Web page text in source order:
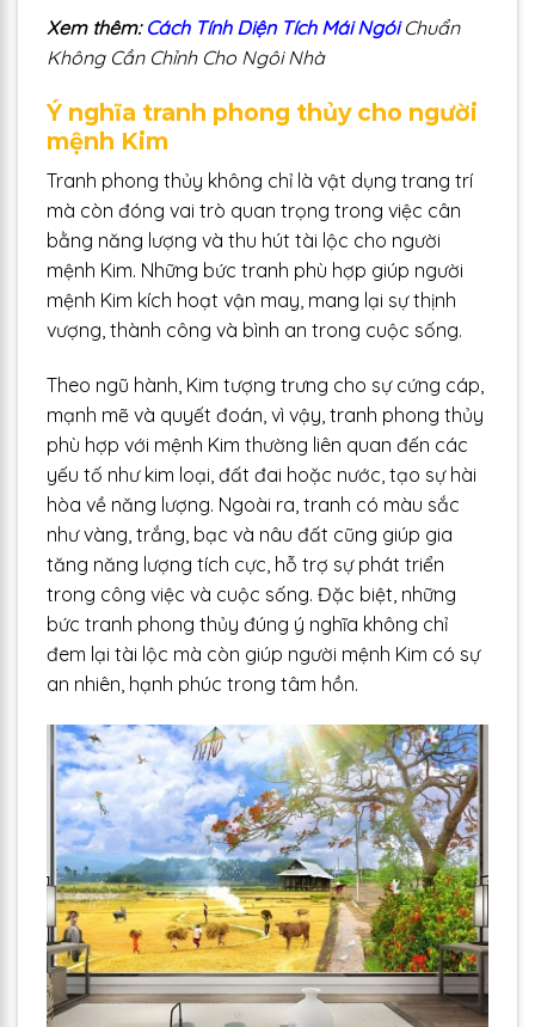
Xem thêm: Cách Tính Diện Tích Mái Ngói Chuẩn
Không Cần Chỉnh Cho Ngôi Nhà
Ý nghĩa tranh phong thủy cho người
mệnh Kim
Tranh phong thủy không chỉ là vật dụng trang trí
mà còn đóng vai trò quan trọng trong việc cân
bằng năng lượng và thu hút tài lộc cho người
mệnh Kim. Những bức tranh phù hợp giúp người
mệnh Kim kích hoạt vận may, mang lại sự thịnh
vượng, thành công và bình an trong cuộc sống.
Theo ngũ hành, Kim tượng trưng cho sự cứng cáp,
mạnh mẽ và quyết đoán, vì vậy, tranh phong thủy
phù hợp với mệnh Kim thường liên quan đến các
yếu tố như kim loại, đất đai hoặc nước, tạo sự hài
hòa về năng lượng. Ngoài ra, tranh có màu sắc
như vàng, trắng, bạc và nâu đất cũng giúp gia
tăng năng lượng tích cực, hỗ trợ sự phát triển
trong công việc và cuộc sống. Đặc biệt, những
bức tranh phong thủy đúng ý nghĩa không chỉ
đem lại tài lộc mà còn giúp người mệnh Kim có sự
an nhiên, hạnh phúc trong tâm hồn.